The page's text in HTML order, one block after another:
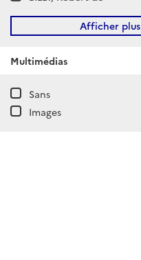
Afficher plus
Multimédias
Sans
Images